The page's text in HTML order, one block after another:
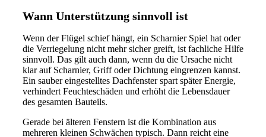
Wann Unterstützung sinnvoll ist
Wenn der Flügel schief hängt, ein Scharnier Spiel hat oder
die Verriegelung nicht mehr sicher greift, ist fachliche Hilfe
sinnvoll. Das gilt auch dann, wenn du die Ursache nicht
klar auf Scharnier, Griff oder Dichtung eingrenzen kannst.
Ein sauber eingestelltes Dachfenster spart später Energie,
verhindert Feuchteschäden und erhöht die Lebensdauer
des gesamten Bauteils.
Gerade bei älteren Fenstern ist die Kombination aus
mehreren kleinen Schwächen typisch. Dann reicht eine